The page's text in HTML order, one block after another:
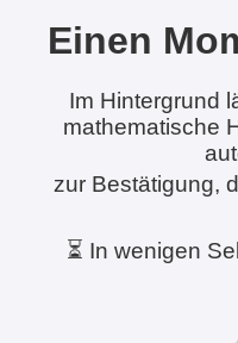
Einen
Im Hintergrund
mathematische
zur Bestätigung,
⏳ In wenigen